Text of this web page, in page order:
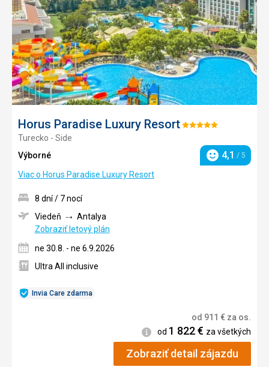
Horus Paradise Luxury ResortHodnotenie:
Turecko - Side
Výborné
Hodnotenie
4,1 / 5
Viac o Horus Paradise Luxury Resort
Invia Care zdarma
8 dní / 7 nocí
Viedeň
Antalya
Zobraziť letový plán
ne 30.8. - ne 6.9.2026
Ultra All inclusive
od 911 € za os.
Informácie
od 1 822€ za všetkých
Zobraziť detail zájazdu